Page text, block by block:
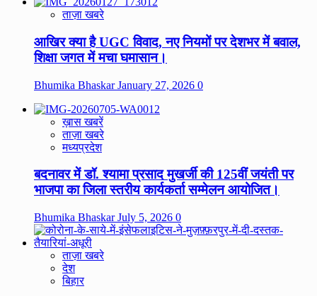
ताज़ा खबरे
आखिर क्या है UGC विवाद, नए नियमों पर देशभर में बवाल,
शिक्षा जगत में मचा घमासान।
Bhumika BhaskarJanuary 27, 2026 0
ख़ास खबरें
ताज़ा खबरे
मध्यप्रदेश
बदनावर में डॉ. श्यामा प्रसाद मुखर्जी की 125वीं जयंती पर
भाजपा का जिला स्तरीय कार्यकर्ता सम्मेलन आयोजित।
Bhumika BhaskarJuly 5, 2026 0
ताज़ा खबरे
देश
बिहार